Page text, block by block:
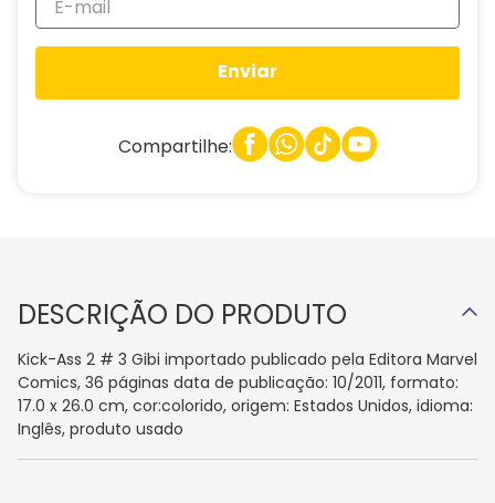
Enviar
Compartilhe:
DESCRIÇÃO DO PRODUTO
Kick-Ass 2 # 3 Gibi importado publicado pela Editora Marvel
Comics, 36 páginas data de publicação: 10/2011, formato:
17.0 x 26.0 cm, cor:colorido, origem: Estados Unidos, idioma:
Inglês, produto usado